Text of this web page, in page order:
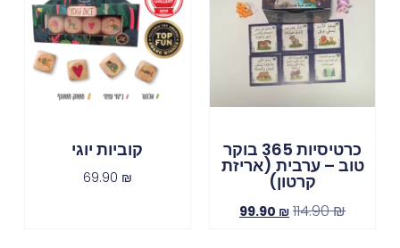
כרטיסיות 365 בוקר
טוב – ערבית (אריזת
קרטון)
114.90₪
99.90 ₪
קוביות יוגי
69.90 ₪